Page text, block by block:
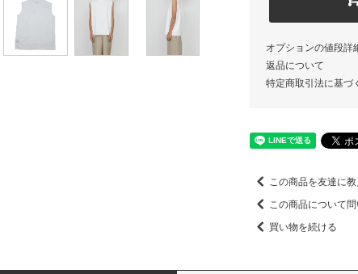
オプションの値段詳
返品について
特定商取引法に基づ
この商品を友達に
この商品について
買い物を続ける